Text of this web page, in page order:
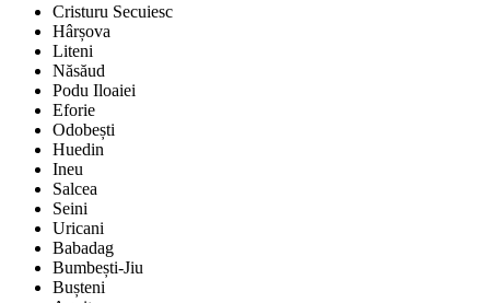
Cristuru Secuiesc
Hârșova
Liteni
Năsăud
Podu Iloaiei
Eforie
Odobești
Huedin
Ineu
Salcea
Seini
Uricani
Babadag
Bumbești-Jiu
Bușteni